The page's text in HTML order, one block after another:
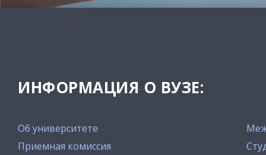
ИНФОРМАЦИЯ О ВУЗЕ:
Об университете
Приемная комиссия